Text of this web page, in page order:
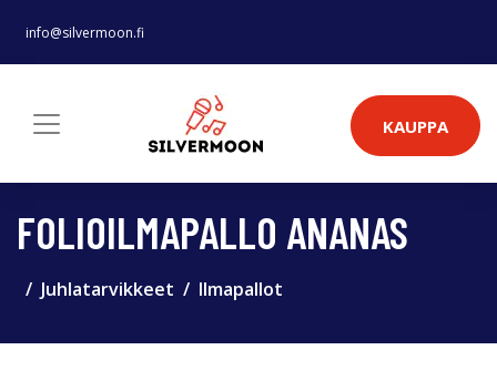
info@silvermoon.fi
KAUPPA
FOLIOILMAPALLO ANANAS
Juhlatarvikkeet Ilmapallot